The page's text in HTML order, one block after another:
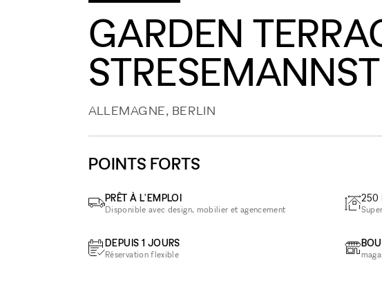
GARDEN
ALLEMAGNE, BERLIN
POINTS FORTS
PRÊT À L'EMPLOI
Disponible avec design, mobilier et agencement
DEPUIS 1 JOURS
Réservation flexible
250